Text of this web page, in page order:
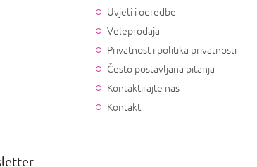
Uvjeti i odredbe
Veleprodaja
Privatnost i politika privatnosti
Često postavljana pitanja
Kontaktirajte nas
Kontakt